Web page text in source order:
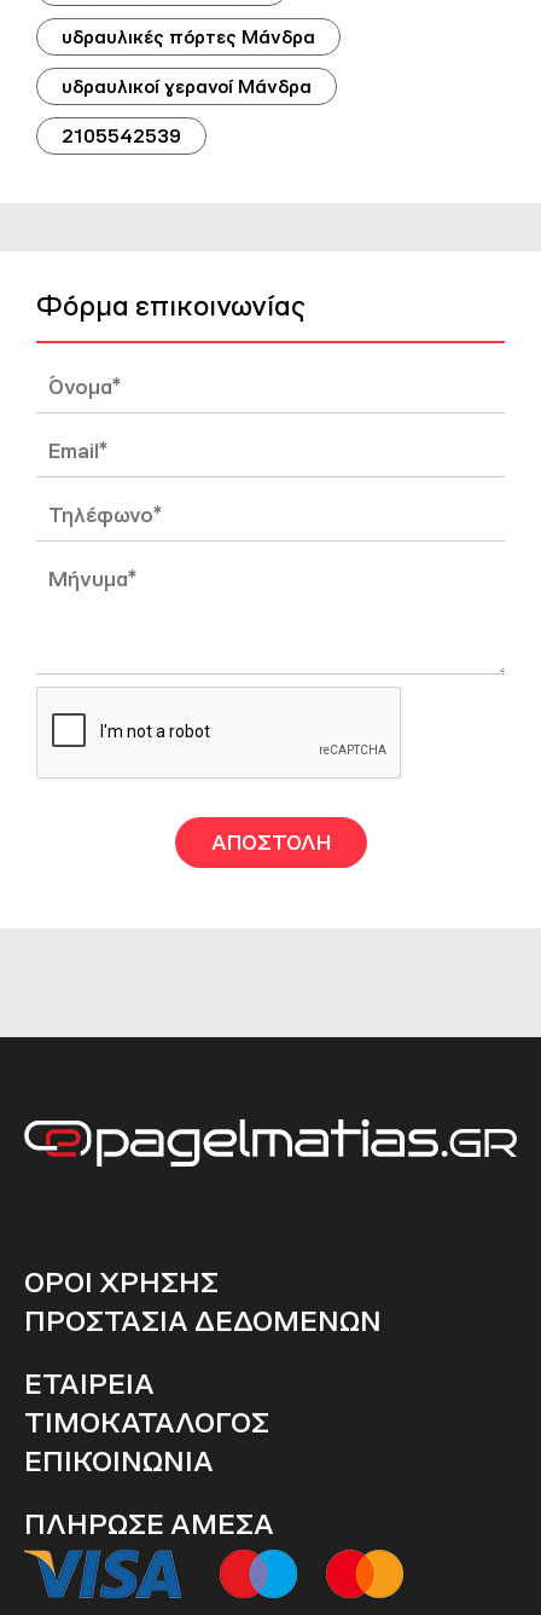
υδραυλικές πόρτες Μάνδρα
υδραυλικοί γερανοί Μάνδρα
2105542539
Φόρμα επικοινωνίας
ΟΡΟΙ ΧΡΗΣΗΣ
ΠΡΟΣΤΑΣΙΑ ΔΕΔΟΜΕΝΩΝ
ΕΤΑΙΡΕΙΑ
ΤΙΜΟΚΑΤΑΛΟΓΟΣ
ΕΠΙΚΟΙΝΩΝΙΑ
ΠΛΗΡΩΣΕ ΑΜΕΣΑ